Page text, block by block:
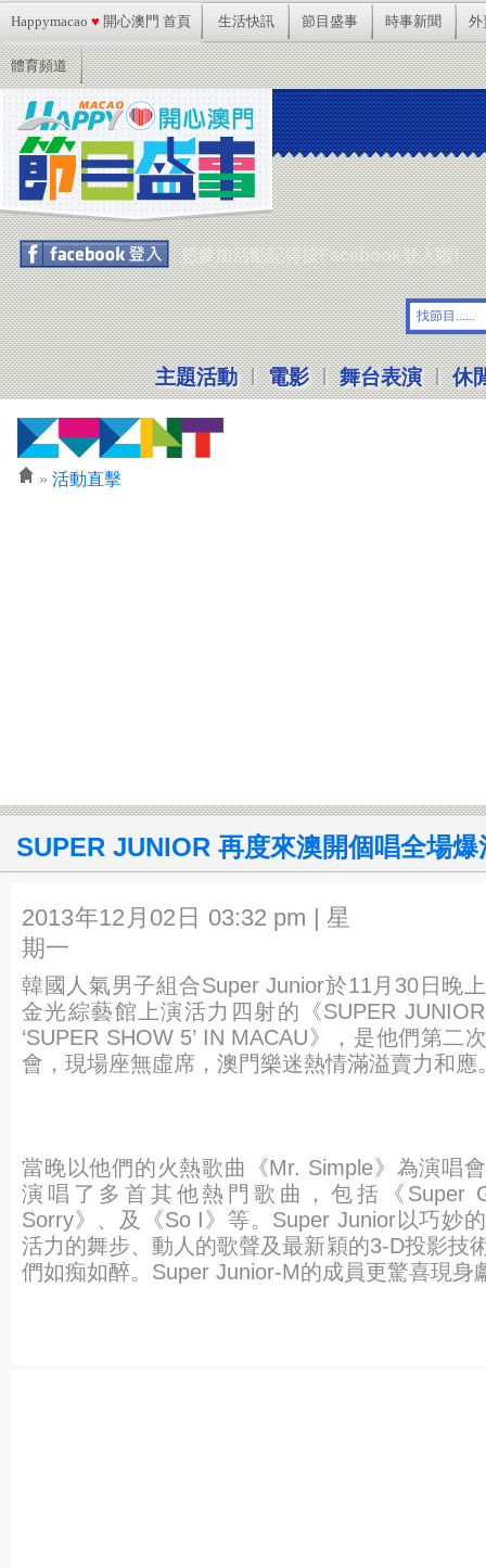
Happymacao ♥ 開心澳門 首頁 生活快訊 節目盛事 時事新聞 外
體育頻道
想參加活動記得按Facebook登入啦!
主題活動 | 電影 | 舞台表演 | 休
» 活動直擊
SUPER JUNIOR 再度來澳開個唱全場爆
2013年12月02日 03:32 pm | 星
期一
韓國人氣男子組合Super Junior於11月30日晚
金光綜藝館上演活力四射的 《SUPER
‘SUPER SHOW 5’ IN MACAU》，是他們第二
會，現場座無虛席，澳門樂迷熱情滿溢賣力和應
當晚以他們的火熱歌曲《Mr. Simple》為演唱
演唱了多首其他熱門歌曲，包括《Super
Sorry》、及《So I》等。Super Junior以巧妙
活力的舞步、動人的歌聲及最新穎的3-D投影技
們如痴如醉。 Super Junior-M的成員更驚喜現身